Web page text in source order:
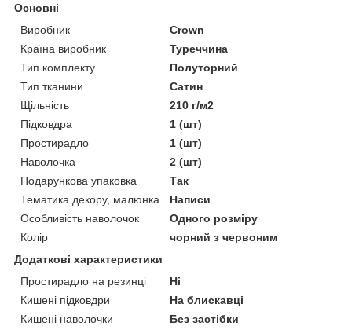
Основні
Виробник
Crown
Країна виробник
Туреччина
Тип комплекту
Полуторний
Тип тканини
Сатин
Щільність
210 г/м2
Підковдра
1 (шт)
Простирадло
1 (шт)
Наволочка
2 (шт)
Подарункова упаковка
Так
Тематика декору, малюнка
Написи
Особливість наволочок
Одного розміру
Колір
чорний з червоним
Додаткові характеристики
Простирадло на резинці
Ні
Кишені підковдри
На блискавці
Кишені наволочки
Без застібки